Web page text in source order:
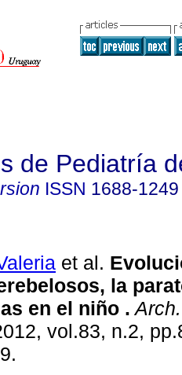
de Pediatría
ISSN 1688-1249
et al.
la
en el niño .
vol.83, n.2,